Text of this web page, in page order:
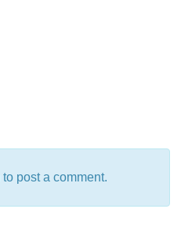
to post a comment.